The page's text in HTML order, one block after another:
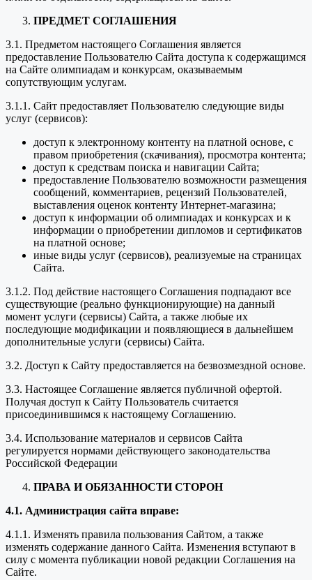
ПРЕДМЕТ СОГЛАШЕНИЯ
3.1. Предметом настоящего Соглашения является
предоставление Пользователю Сайта доступа к содержащимся
на Сайте олимпиадам и конкурсам, оказываемым
сопутствующим услугам.
3.1.1. Сайт предоставляет Пользователю следующие виды
услуг (сервисов):
доступ к электронному контенту на платной основе, с
правом приобретения (скачивания), просмотра контента;
доступ к средствам поиска и навигации Сайта;
предоставление Пользователю возможности размещения
сообщений, комментариев, рецензий Пользователей,
выставления оценок контенту Интернет-магазина;
доступ к информации об олимпиадах и конкурсах и к
информации о приобретении дипломов и сертификатов
на платной основе;
иные виды услуг (сервисов), реализуемые на страницах
Сайта.
3.1.2. Под действие настоящего Соглашения подпадают все
существующие (реально функционирующие) на данный
момент услуги (сервисы) Сайта, а также любые их
последующие модификации и появляющиеся в дальнейшем
дополнительные услуги (сервисы) Сайта.
3.2. Доступ к Сайту предоставляется на безвозмездной основе.
3.3. Настоящее Соглашение является публичной офертой.
Получая доступ к Сайту Пользователь считается
присоединившимся к настоящему Соглашению.
3.4. Использование материалов и сервисов Сайта
регулируется нормами действующего законодательства
Российской Федерации
ПРАВА И ОБЯЗАННОСТИ СТОРОН
4.1. Администрация сайта вправе:
4.1.1. Изменять правила пользования Сайтом, а также
изменять содержание данного Сайта. Изменения вступают в
силу с момента публикации новой редакции Соглашения на
Сайте.